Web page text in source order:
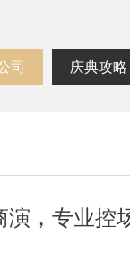
司 庆典攻略
，专业控